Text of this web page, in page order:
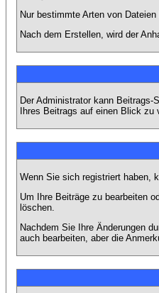
Nur bestimmte Arten von
Nach dem Erstellen, wird der
Der Administrator kann
Ihres Beitrags auf einen Blick
Wenn Sie sich registriert haben,
Um Ihre Beiträge zu bearbeiten
löschen.
Nachdem Sie Ihre Änderungen
auch bearbeiten, aber die